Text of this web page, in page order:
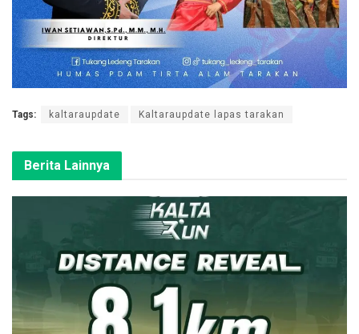
Tags: kaltaraupdate Kaltaraupdate lapas tarakan
Berita Lainnya